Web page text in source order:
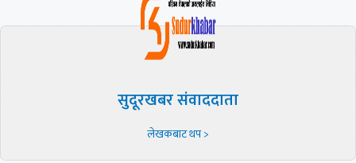
सुदूरखबर संवाददाता
लेखकबाट थप >